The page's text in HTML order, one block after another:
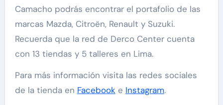
Camacho podrás encontrar el portafolio de las
marcas Mazda, Citroën, Renault y Suzuki.
Recuerda que la red de Derco Center cuenta
con 13 tiendas y 5 talleres en Lima.
Para más información visita las redes sociales
de la tienda en Facebook e Instagram.